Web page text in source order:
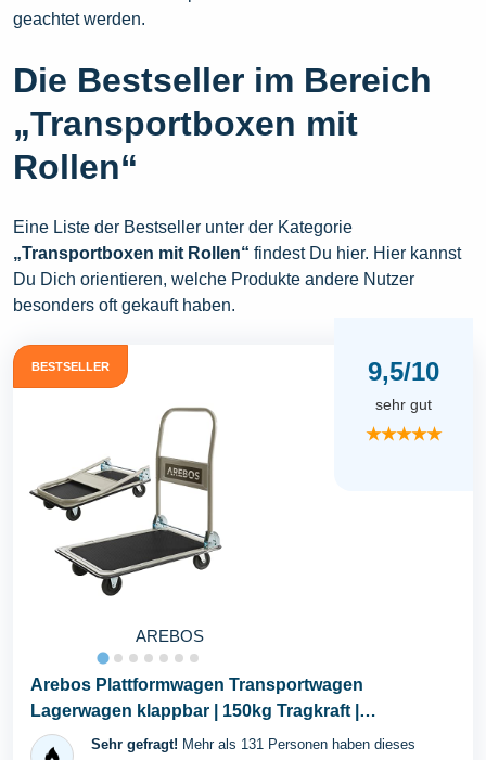
geachtet werden.
Die Bestseller im Bereich
„Transportboxen mit
Rollen“
Eine Liste der Bestseller unter der Kategorie
„Transportboxen mit Rollen“ findest Du hier. Hier kannst
Du Dich orientieren, welche Produkte andere Nutzer
besonders oft gekauft haben.
BESTSELLER
AREBOS
9,5/10
sehr gut
★★★★★
Arebos Plattformwagen Transportwagen
Lagerwagen klappbar | 150kg Tragkraft |
Lastenwagen...
Sehr gefragt! Mehr als 131 Personen haben dieses